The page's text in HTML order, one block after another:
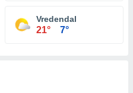
Vredendal
21° 7°